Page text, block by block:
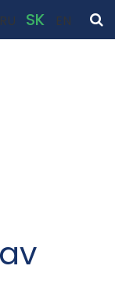
RU SK EN